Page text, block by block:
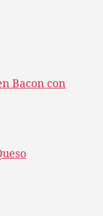
Bacon con